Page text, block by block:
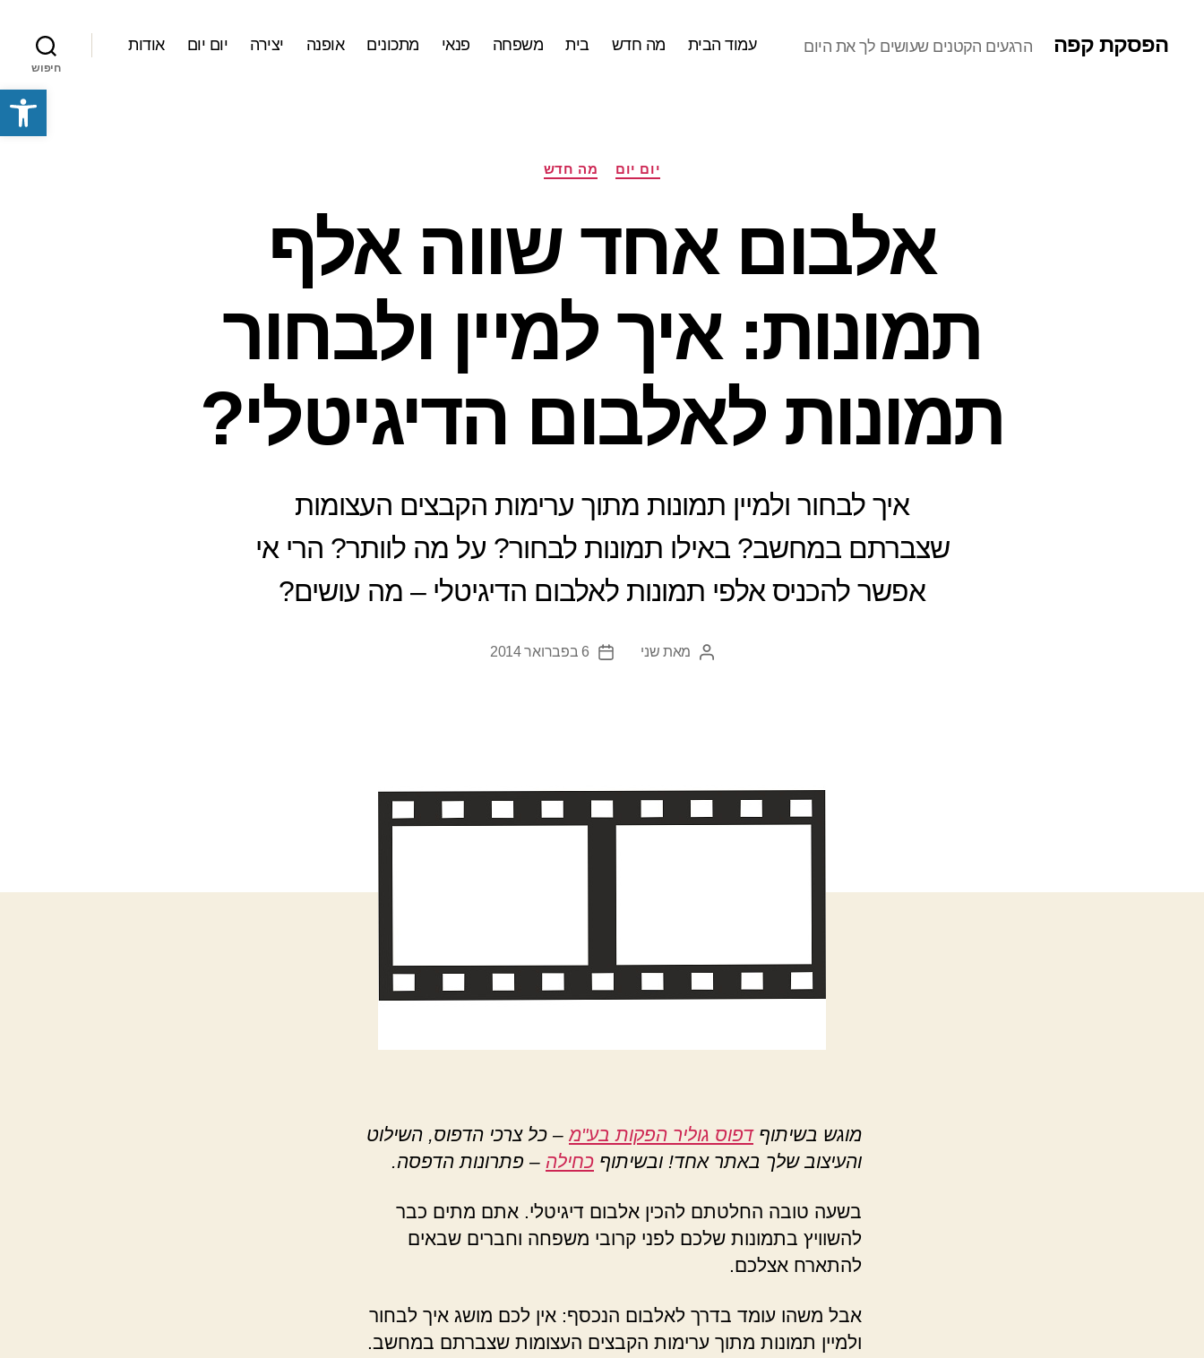
פתח סרגל נגישות
הפסקת קפה הרגעים הקטנים שעושים לך את היום עמוד הבית מה חדש בית משפחה פנאי מתכונים אופנה יצירה יום יום אודות
חיפוש
קטגוריות יום יום מה חדש
אלבום אחד שווה אלף
תמונות: איך למיין ולבחור
תמונות לאלבום הדיגיטלי?
איך לבחור ולמיין תמונות מתוך ערימות הקבצים העצומות
שצברתם במחשב? באילו תמונות לבחור? על מה לוותר? הרי אי
אפשר להכניס אלפי תמונות לאלבום הדיגיטלי – מה עושים?
המחבר
מאת שני
תאריך
6 בפברואר 2014
מוגש בשיתוףדפוס גוליר הפקות בע"מ – כל צרכי הדפוס, השילוט
והעיצוב שלך באתר אחד! ובשיתוף כחילה – פתרונות הדפסה.
בשעה טובה החלטתם להכין אלבום דיגיטלי. אתם מתים כבר
להשוויץ בתמונות שלכם לפני קרובי משפחה וחברים שבאים
להתארח אצלכם.
אבל משהו עומד בדרך לאלבום הנכסף: אין לכם מושג איך לבחור
ולמיין תמונות מתוך ערימות הקבצים העצומות שצברתם במחשב.